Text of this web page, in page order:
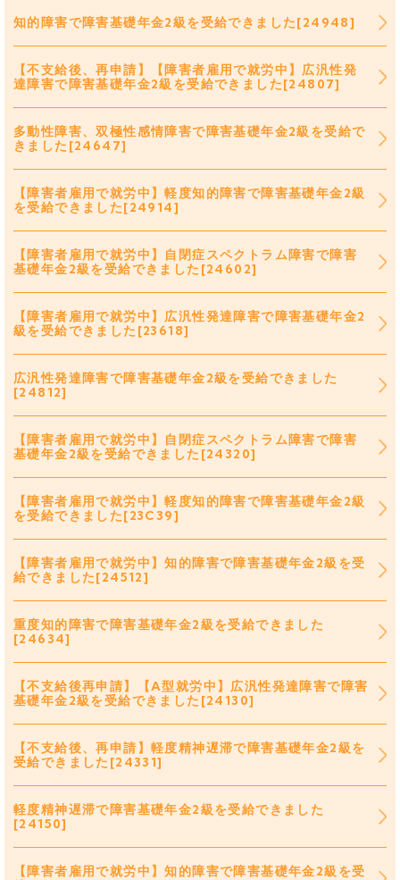
知的障害で障害基礎年金2級を受給できました[24948]
【不支給後、再申請】【障害者雇用で就労中】広汎性発
達障害で障害基礎年金2級を受給できました[24807]
多動性障害、双極性感情障害で障害基礎年金2級を受給で
きました[24647]
【障害者雇用で就労中】軽度知的障害で障害基礎年金2級
を受給できました[24914]
【障害者雇用で就労中】自閉症スペクトラム障害で障害
基礎年金2級を受給できました[24602]
【障害者雇用で就労中】広汎性発達障害で障害基礎年金2
級を受給できました[23618]
広汎性発達障害で障害基礎年金2級を受給できました
[24812]
【障害者雇用で就労中】自閉症スペクトラム障害で障害
基礎年金2級を受給できました[24320]
【障害者雇用で就労中】軽度知的障害で障害基礎年金2級
を受給できました[23C39]
【障害者雇用で就労中】知的障害で障害基礎年金2級を受
給できました[24512]
重度知的障害で障害基礎年金2級を受給できました
[24634]
【不支給後再申請】【A型就労中】広汎性発達障害で障害
基礎年金2級を受給できました[24130]
【不支給後、再申請】軽度精神遅滞で障害基礎年金2級を
受給できました[24331]
軽度精神遅滞で障害基礎年金2級を受給できました
[24150]
【障害者雇用で就労中】知的障害で障害基礎年金2級を受